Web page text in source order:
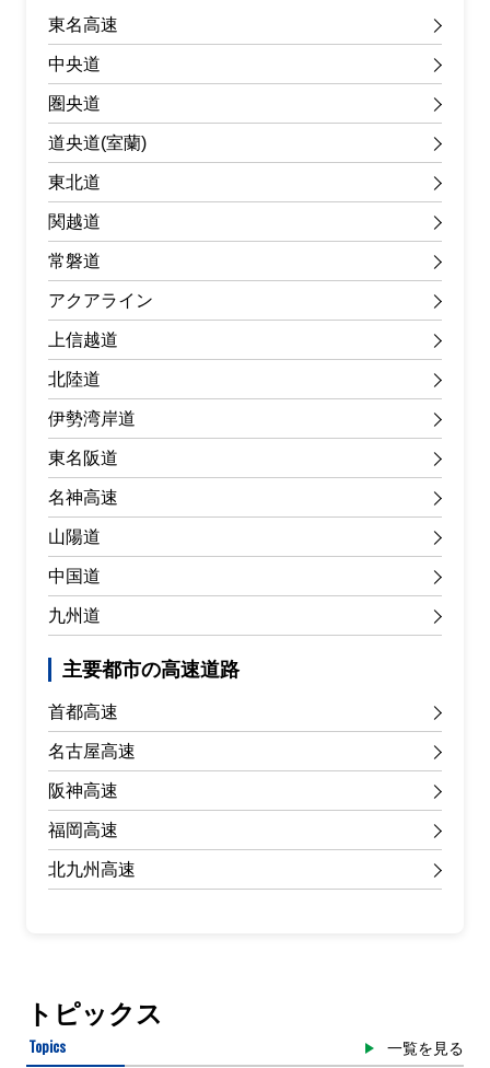
東名高速
中央道
圏央道
道央道(室蘭)
東北道
関越道
常磐道
アクアライン
上信越道
北陸道
伊勢湾岸道
東名阪道
名神高速
山陽道
中国道
九州道
主要都市の高速道路
首都高速
名古屋高速
阪神高速
福岡高速
北九州高速
トピックス
Topics 一覧を見る